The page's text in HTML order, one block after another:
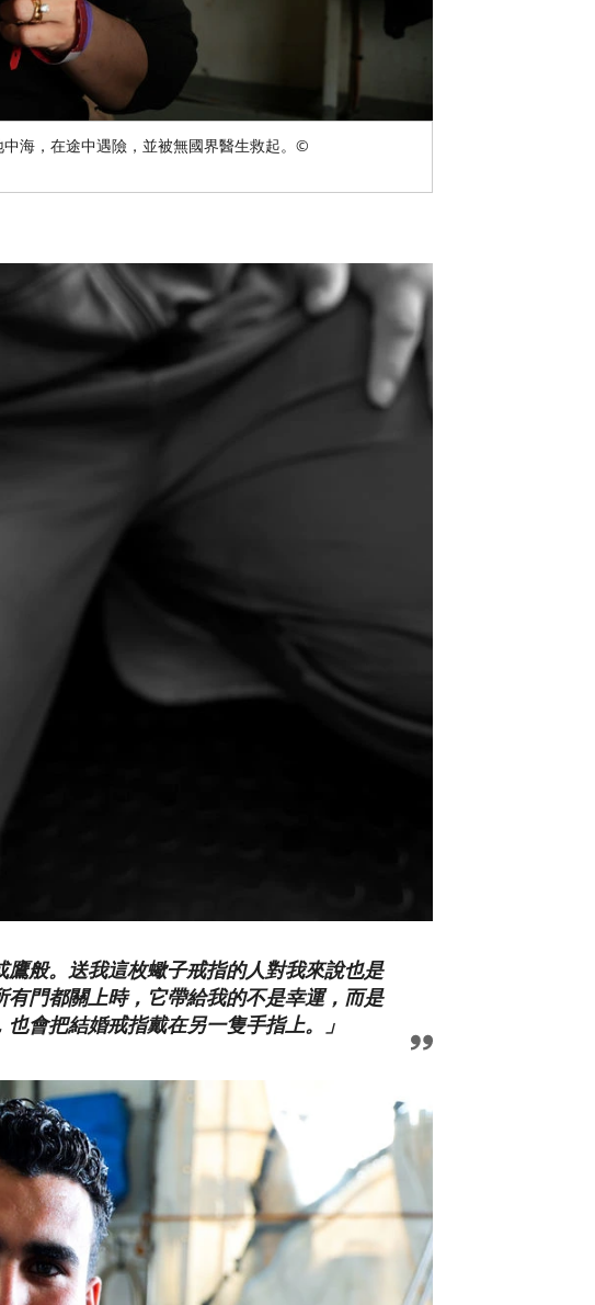
海，在途中遇險，並被無國界醫生救起。©
鷹般。送我這枚蠍子戒指的人對我來說也是
門都關上時，它帶給我的不是幸運，而是
會把結婚戒指戴在另一隻手指上。」